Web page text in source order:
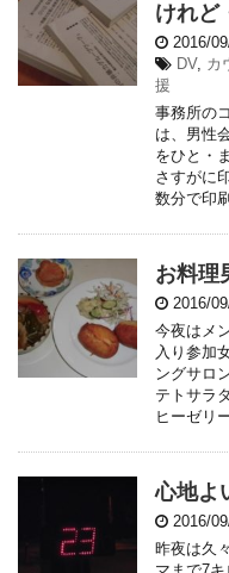
けれど
2016/
DV, カ
援
事務所の
は、男性
をひと・
さすがに
数分で印
お料理
2016/
今夜はメ
入り参加
ングサロ
テトサラ
ヒーゼリ
心地よ
2016/
昨夜は久